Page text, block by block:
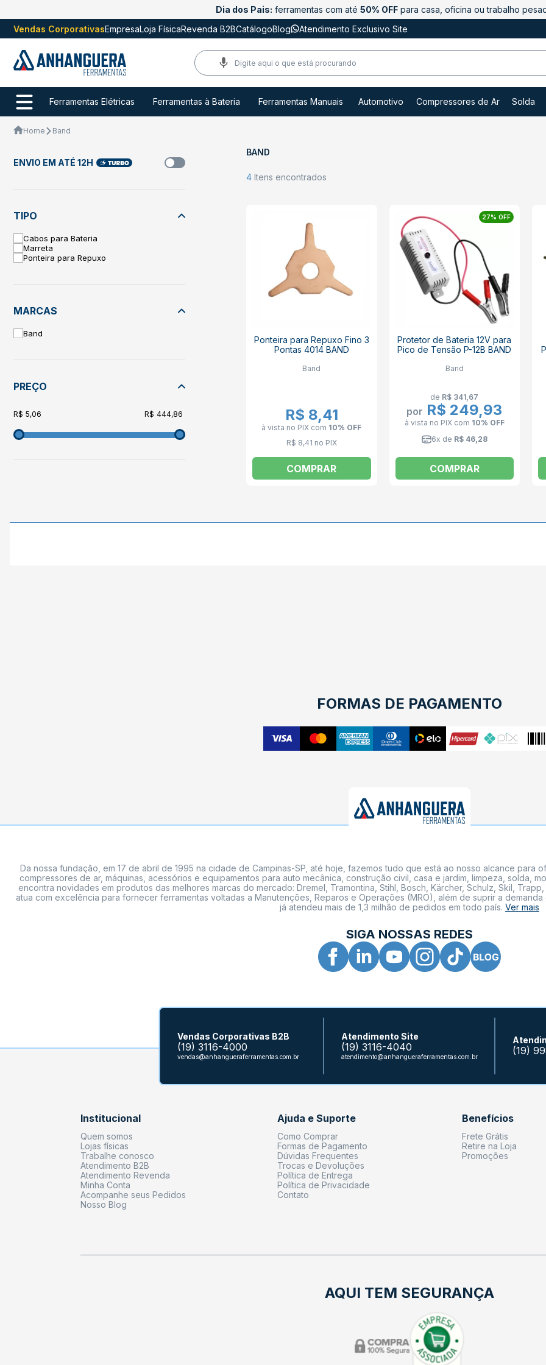
Dia dos Pais: ferramentas com até 50% OFF para casa, oficina ou trabalho
Vendas CorporativasEmpresaLoja FísicaRevenda B2BCatálogoBlog Atendimento Exclusivo Site
Ferramentas Elétricas Ferramentas à Bateria Ferramentas Manuais Automotivo Compressores de Ar Solda
Home Band
ENVIO EM ATÉ 12H
TIPO
Cabos para Bateria
Marreta
Ponteira para Repuxo
MARCAS
Band
PREÇO
5,06 444,86
BAND
4 Itens encontrados
Ponteira para Repuxo Fino 3
Pontas 4014 BAND
Band
R$ 8,41
à vista no PIX com 10% OFF
R$ 8,41 no PIX
COMPRAR
27% OFF
Protetor de Bateria 12V para
Pico de Tensão P-12B BAND
Band
de R$ 341,67
por R$ 249,93
à vista no PIX com 10% OFF
6x de R$ 46,28
COMPRAR
FORMAS DE PAGAMENTO
Da nossa fundação, em 17 de abril de 1995 na cidade de Campinas-SP, até hoje, fazemos tudo que está ao nosso alcance para
compressores de ar, máquinas, acessórios e equipamentos para auto mecânica, construção civil, casa e jardim, limpeza, solda,
encontra novidades em produtos das melhores marcas do mercado: Dremel, Tramontina, Stihl, Bosch, Kärcher, Schulz, Skil,
atua com excelência para fornecer ferramentas voltadas a Manutenções, Reparos e Operações (MRO), além de suprir a
já atendeu mais de 1,3 milhão de pedidos em todo país. Ver mais
SIGA NOSSAS REDES
Vendas Corporativas B2B
(19) 3116-4000
vendas@anhangueraferramentas.com.br
Atendimento Site
(19) 3116-4040
atendimento@anhangueraferramentas.com.br (19)
Institucional
Quem somos
Lojas físicas
Trabalhe conosco
Atendimento B2B
Atendimento Revenda
Minha Conta
Acompanhe seus Pedidos
Nosso Blog
Ajuda e Suporte
Como Comprar
Formas de Pagamento
Dúvidas Frequentes
Trocas e Devoluções
Política de Entrega
Política de Privacidade
Contato
Benefícios
Frete Grátis
Retire na Loja
Promoções
AQUI TEM SEGURANÇA